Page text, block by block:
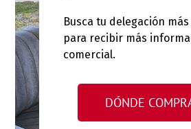
Busca tu delegación
para recibir más
comercial.
DÓNDE